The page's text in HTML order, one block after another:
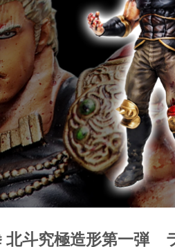
北斗究極造形第一弾